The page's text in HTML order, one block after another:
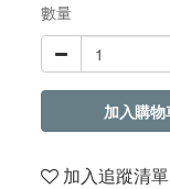
數量
加入購物
加入追蹤清單